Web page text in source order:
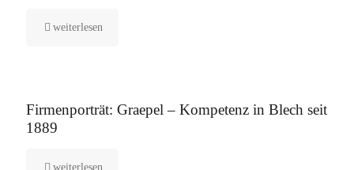
weiterlesen
Firmenporträt: Graepel – Kompetenz in Blech seit
1889
weiterlesen